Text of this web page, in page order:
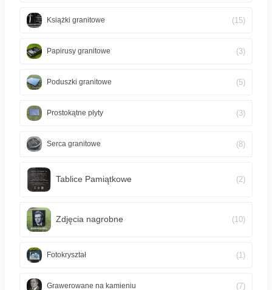
Książki granitowe (15)
Papirusy granitowe (3)
Poduszki granitowe (5)
Prostokątne płyty (3)
Serca granitowe (8)
Tablice Pamiątkowe (2)
Zdjęcia nagrobne (10)
Fotokryształ (1)
Grawerowane na kamieniu (7)